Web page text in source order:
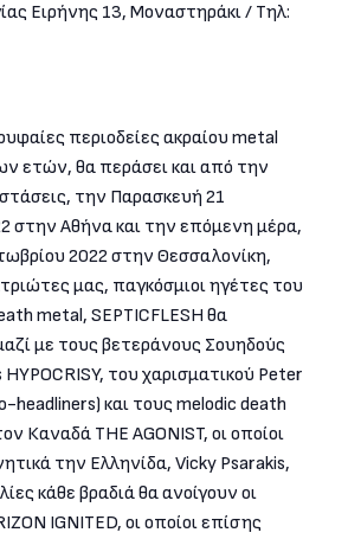
Ειρήνης 13, Μοναστηράκι / Τηλ:
περιοδείες ακραίου metal
ετών, θα περάσει και από την
την Παρασκευή 21
στην Αθήνα και την επόμενη μέρα,
2022 στην Θεσσαλονίκη,
μας, παγκόσμιοι ηγέτες του
metal, SEPTICFLESH θα
με τους βετεράνους Σουηδούς
του χαρισματικού Peter
headliners) και τους melodic death
Καναδά THE AGONIST, οι οποίοι
την Ελληνίδα, Vicky Psarakis,
κάθε βραδιά θα ανοίγουν οι
IGNITED, οι οποίοι επίσης